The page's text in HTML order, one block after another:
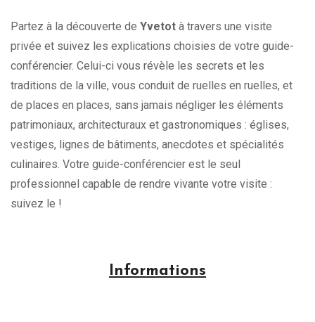
Partez à la découverte de Yvetot à travers une visite
privée et suivez les explications choisies de votre guide-
conférencier. Celui-ci vous révèle les secrets et les
traditions de la ville, vous conduit de ruelles en ruelles, et
de places en places, sans jamais négliger les éléments
patrimoniaux, architecturaux et gastronomiques : églises,
vestiges, lignes de bâtiments, anecdotes et spécialités
culinaires. Votre guide-conférencier est le seul
professionnel capable de rendre vivante votre visite :
suivez le !
Informations